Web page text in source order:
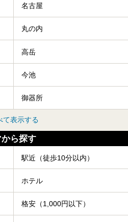
名古屋
丸の内
高岳
今池
御器所
て表示する
ら探す
駅近（徒歩10分以内）
ホテル
格安（1,000円以下）